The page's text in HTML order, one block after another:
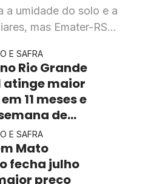
a umidade do solo e a
mas Emater-RS
E SAFRA
Rio Grande
atinge maior
11 meses e
de
no
E SAFRA
Mato
fecha julho
preço